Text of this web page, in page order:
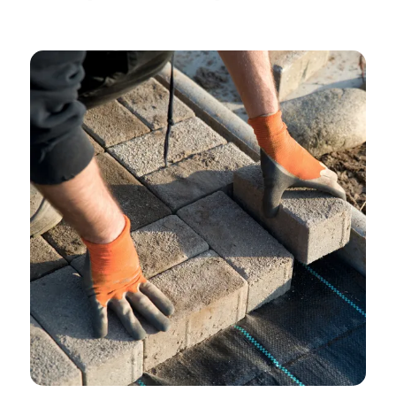
--
Tirol
Vorarlberg
Wien